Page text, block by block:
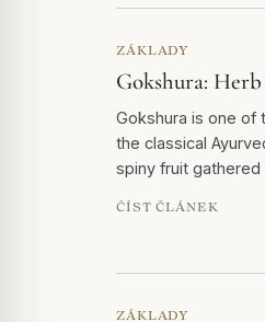
ZÁKLADY
Gokshura:
Gokshura is one of
the classical
spiny fruit
ČÍST ČLÁNEK
ZÁKLADY